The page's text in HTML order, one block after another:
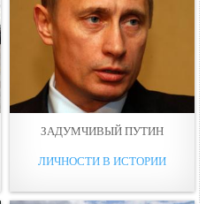
ЗАДУМЧИВЫЙ ПУТИН
ЛИЧНОСТИ В ИСТОРИИ